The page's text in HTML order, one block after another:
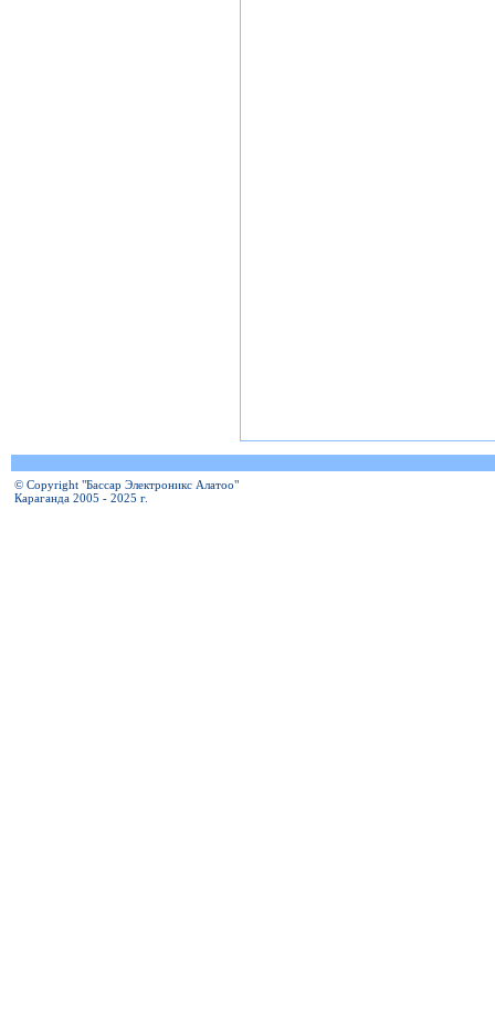
© Copyright "Бассар Электроникс Алатоо"
Караганда 2005 - 2025 г.